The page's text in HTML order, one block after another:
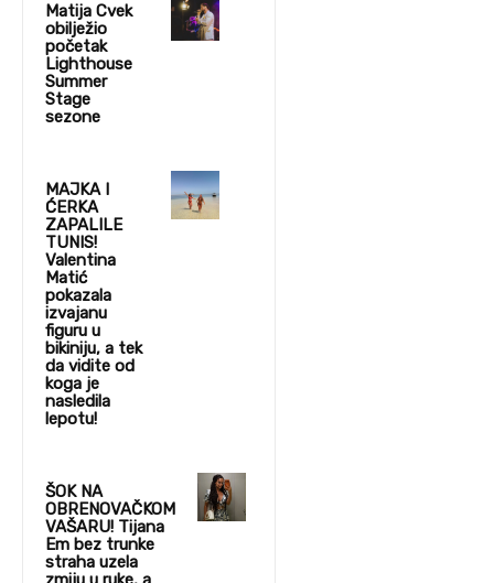
Matija Cvek
obilježio
početak
Lighthouse
Summer
Stage
sezone
MAJKA I
ĆERKA
ZAPALILE
TUNIS!
Valentina
Matić
pokazala
izvajanu
figuru u
bikiniju, a tek
da vidite od
koga je
nasledila
lepotu!
ŠOK NA
OBRENOVAČKOM
VAŠARU! Tijana
Em bez trunke
straha uzela